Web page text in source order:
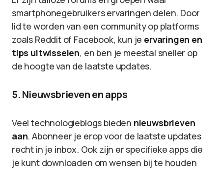
smartphonegebruikers ervaringen delen. Door
lid te worden van een community op platforms
zoals Reddit of Facebook, kun je ervaringen en
tips uitwisselen, en ben je meestal sneller op
de hoogte van de laatste updates.
5. Nieuwsbrieven en apps
Veel technologieblogs bieden nieuwsbrieven
aan. Abonneer je erop voor de laatste updates
recht in je inbox. Ook zijn er specifieke apps die
je kunt downloaden om wensen bij te houden